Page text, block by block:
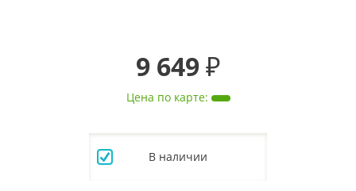
9 649 ₽
Цена по карте:
В наличии